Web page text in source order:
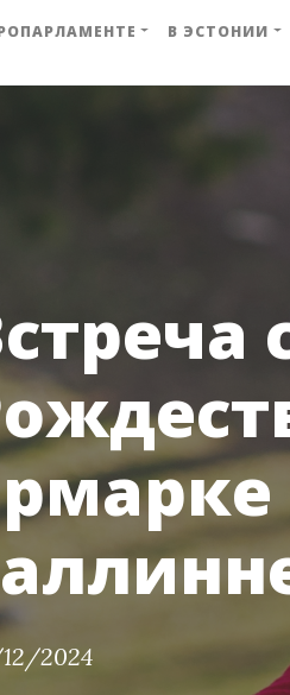
В ЭСТОНИИ
2024